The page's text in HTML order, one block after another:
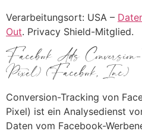
Verarbeitungsort: USA –
Out. Privacy Shield-Mitglied.
Facebook Ads
Pixel) (Facebook, Inc.)
Conversion-Tracking von
Pixel) ist ein Analysedienst
Daten vom Facebook-